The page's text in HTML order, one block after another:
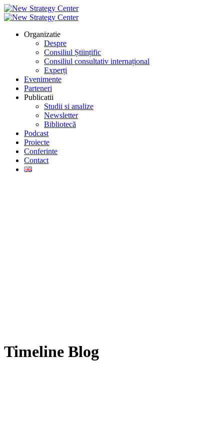
Organizatie
Despre
Consiliul Științific
Consiliul consultativ internațional
Experți
Evenimente
Parteneri
Publicatii
Studii si analize
Newsletter
Bibliotecă
Podcast
Proiecte
Conferinte
Contact
Timeline Blog